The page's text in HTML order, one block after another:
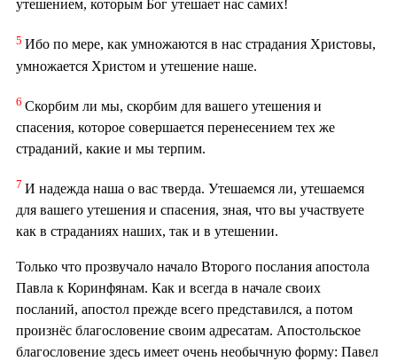
утешением, которым Бог утешает нас самих!
5 Ибо по мере, как умножаются в нас страдания Христовы,
умножается Христом и утешение наше.
6 Скорбим ли мы, скорбим для вашего утешения и
спасения, которое совершается перенесением тех же
страданий, какие и мы терпим.
7 И надежда наша о вас тверда. Утешаемся ли, утешаемся
для вашего утешения и спасения, зная, что вы участвуете
как в страданиях наших, так и в утешении.
Только что прозвучало начало Второго послания апостола
Павла к Коринфянам. Как и всегда в начале своих
посланий, апостол прежде всего представился, а потом
произнёс благословение своим адресатам. Апостольское
благословение здесь имеет очень необычную форму: Павел